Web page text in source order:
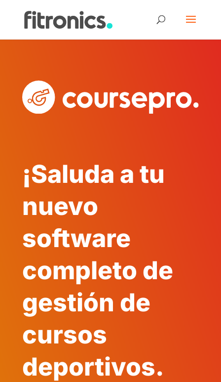
¡Saluda a tu
nuevo
software
completo de
gestión de
cursos
deportivos.